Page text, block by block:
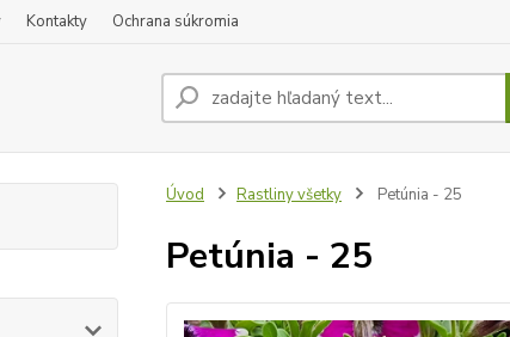
Kontakty Ochrana súkromia
Úvod Rastliny všetky Petúnia - 25
Petúnia - 25